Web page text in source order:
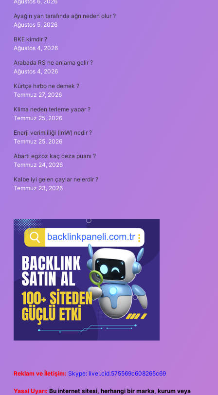
Ayağın yan tarafında ağrı neden olur ?
Ağustos 5, 2026
BKE kimdir ?
Ağustos 4, 2026
Arabada RS ne anlama gelir ?
Ağustos 4, 2026
Kürtçe hırbo ne demek ?
Temmuz 27, 2026
Klima neden terleme yapar ?
Temmuz 25, 2026
Enerji verimliliği (lmW) nedir ?
Temmuz 25, 2026
Abartı egzoz kaç ceza puanı ?
Temmuz 24, 2026
Kalbe iyi gelen çaylar nelerdir ?
Temmuz 23, 2026
Reklam ve İletişim: Skype: live:.cid.575569c608265c69
Yasal Uyarı: Bu internet sitesi, herhangi bir marka, kurum veya